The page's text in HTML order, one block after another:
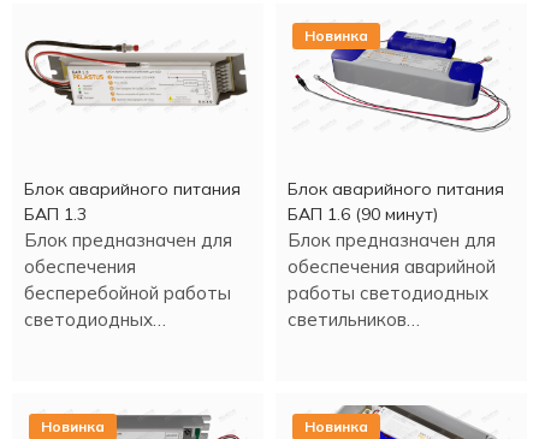
Блок аварийного питания
БАП 1.3
Блок предназначен для
обеспечения
бесперебойной работы
светодиодных
Новинка
Блок аварийного питания
БАП 1.6 (90 минут)
Блок предназначен для
обеспечения аварийной
работы светодиодных
светильников
Новинка Новинка